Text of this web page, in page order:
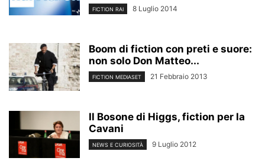
FICTION RAI 8 Luglio 2014
Boom di fiction con preti e suore:
non solo Don Matteo...
FICTION MEDIASET 21 Febbraio 2013
Il Bosone di Higgs, fiction per la
Cavani
NEWS E CURIOSITÀ 9 Luglio 2012